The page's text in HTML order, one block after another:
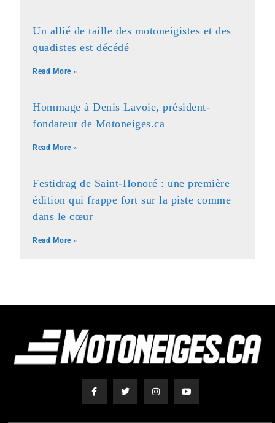
Un allié de taille des motoneigistes et des
quadistes est décédé
Read More »
Hommage à Denis Lavoie, président-
fondateur de Motoneiges.ca
Read More »
Festidrag de Saint-Honoré : une première
édition qui frappe fort sur la piste comme
dans le cœur
Read More »